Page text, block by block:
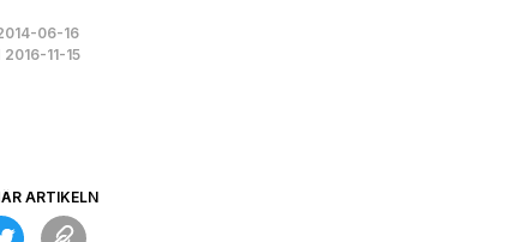
06-16
11-15
ARTIKELN